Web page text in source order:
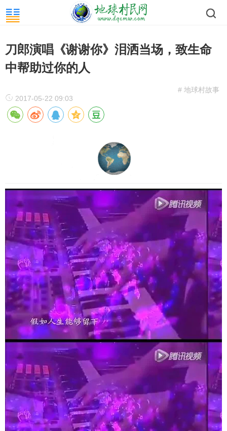
刀郎演唱《谢谢你》泪洒当场，致生命
中帮助过你的人
# 地球村故事
2017-05-22 09:03